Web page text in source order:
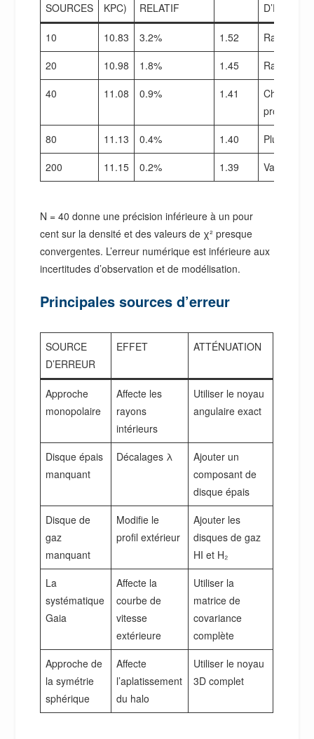
SOURCES
KPC)
RELATIF
10 10.83 3.2% 1.52
Rapide
20
10.98 1.8% 1.45
Rapide
40
11.08 0.9% 1.41
Choix de
production
80
11.13 0.4% 1.40
Plus lent
200
11.15 0.2% 1.39 Validation
N = 40 donne une précision inférieure à un pour
cent sur la densité et des valeurs de χ² presque
convergentes. L’erreur numérique est inférieure aux
incertitudes d’observation et de modélisation.
Principales sources d’erreur
SOURCE
D’ERREUR
EFFET ATTÉNUATION
Approche
monopolaire
Affecte les
rayons
intérieurs
Utiliser le noyau
angulaire exact
Disque épais
manquant
Décalages λ
Ajouter un
composant de
disque épais
Disque de
gaz
manquant
Modifie le
profil extérieur
Ajouter les
disques de gaz
HI et H₂
La
systématique
Gaia
Affecte la
courbe de
vitesse
extérieure
Utiliser la
matrice de
covariance
complète
Approche de
la symétrie
sphérique
Affecte
l’aplatissement
du halo
Utiliser le noyau
3D complet